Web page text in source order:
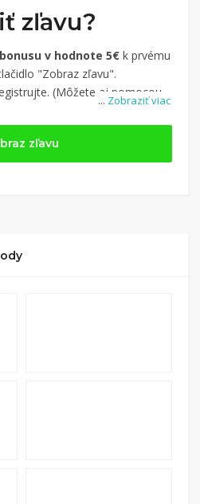
... Zobraziť viac
zľavu?
v hodnote 5€ k prvému
"Zobraz zľavu".
(Môžete aj pomocou
obchod, pomocou služby
1 500 obchodov).
„Nakupovať“.(Následne
môžete dať hneď vyplatiť
zľavu